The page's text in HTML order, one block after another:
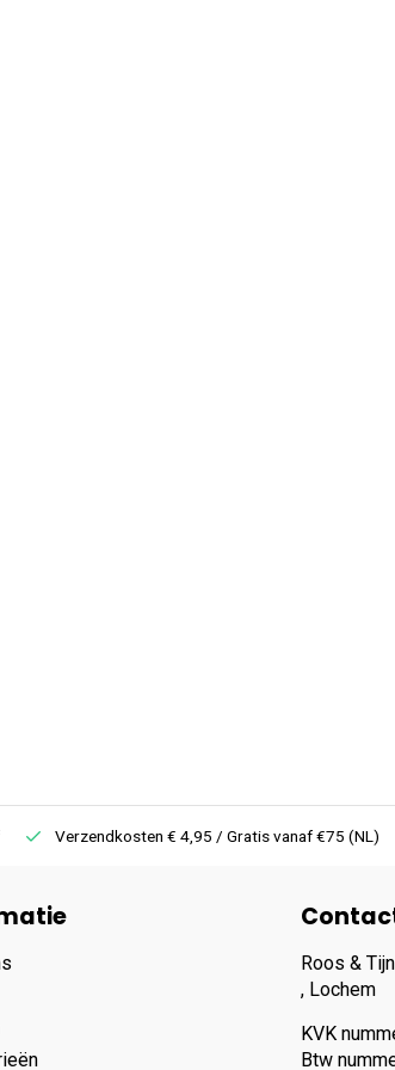
Verzendkosten € 4,95 / Gratis vanaf €75 (NL)
Roos &
, Lochem
KVK
Btw